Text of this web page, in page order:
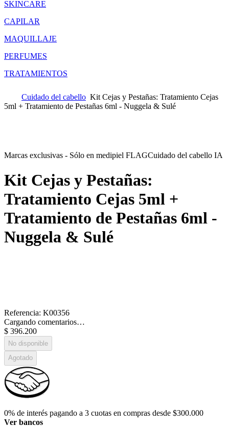
SKINCARE
CAPILAR
MAQUILLAJE
PERFUMES
TRATAMIENTOS
Cuidado del cabello Kit Cejas y Pestañas: Tratamiento Cejas
5ml + Tratamiento de Pestañas 6ml - Nuggela & Sulé
Marcas exclusivas - Sólo en medipiel FLAGCuidado del cabello IA
Kit Cejas y Pestañas:
Tratamiento Cejas 5ml +
Tratamiento de Pestañas 6ml -
Nuggela & Sulé
Referencia: K00356
Cargando comentarios…
$ 396.200
No disponible
Agotado
0% de interés pagando a 3 cuotas en compras desde $300.000
Ver bancos